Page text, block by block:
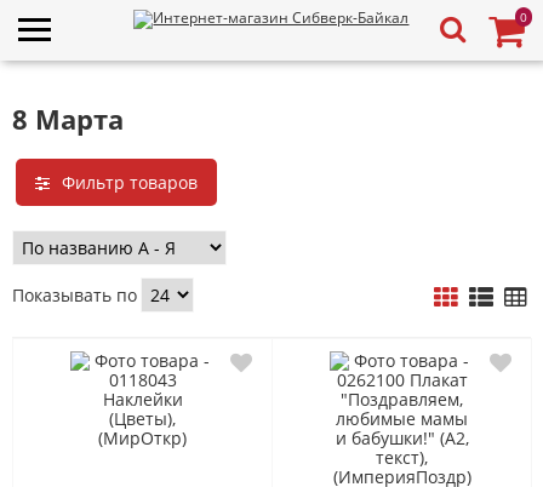
0
8 Марта
Фильтр товаров
Показывать по